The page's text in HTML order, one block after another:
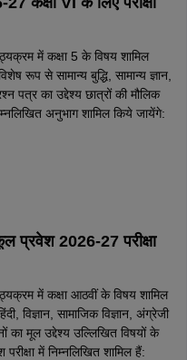
में कक्षा 5 के विषय शामिल
रूप से सामान्य बुद्धि, सामान्य ज्ञान,
पत्र का उद्देश्य छात्रों की मौलिक
अनुभाग शामिल किये जायेंगे:
प्रवेश 2026-27 परीक्षा
में कक्षा आठवीं के विषय शामिल
विज्ञान, सामाजिक विज्ञान, अंग्रेजी
का मूल उद्देश्य उल्लिखित विषयों के
में निम्नलिखित शामिल हैं: